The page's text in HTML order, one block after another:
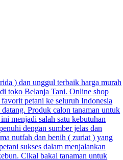
) dan unggul terbaik harga murah
toko Belanja Tani. Online shop
petani ke seluruh Indonesia
Produk calon tanaman untuk
menjadi salah satu kebutuhan
dengan sumber jelas dan
nutfah dan benih ( zuriat ) yang
sukses dalam menjalankan
Cikal bakal tanaman untuk